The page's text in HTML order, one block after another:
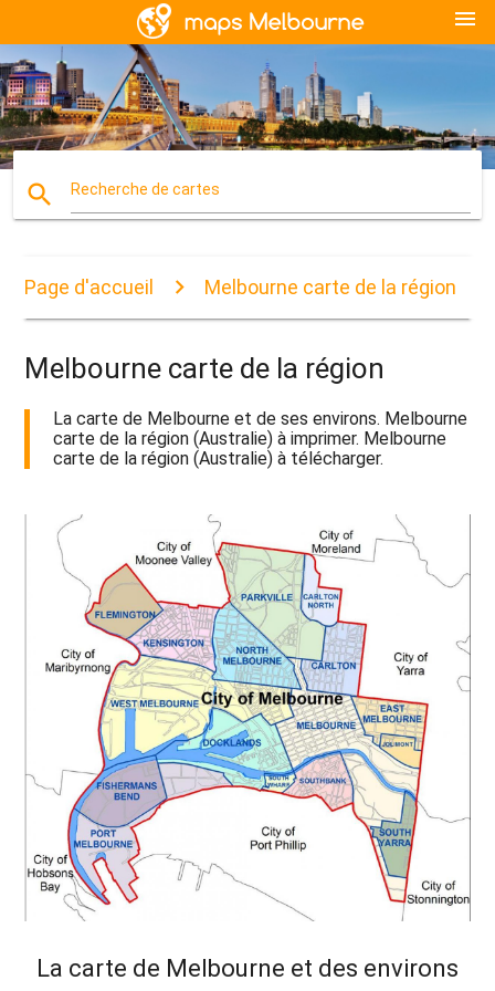
menu
search Recherche de cartes
Page d'accueil Melbourne carte de la région
Melbourne carte de la région
La carte de Melbourne et de ses environs. Melbourne
carte de la région (Australie) à imprimer. Melbourne
carte de la région (Australie) à télécharger.
La carte de Melbourne et des environs